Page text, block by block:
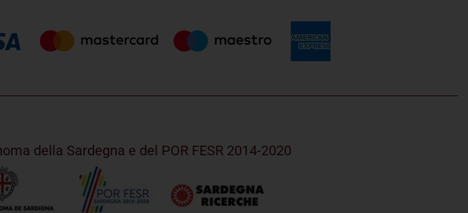
della Sardegna e del POR FESR 2014-2020